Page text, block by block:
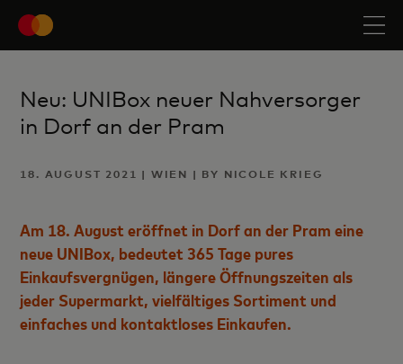
Neu: UNIBox neuer Nahversorger
in Dorf an der Pram
18. AUGUST 2021 | WIEN | BY NICOLE KRIEG
Am 18. August eröffnet in Dorf an der Pram eine
neue UNIBox, bedeutet 365 Tage pures
Einkaufsvergnügen, längere Öffnungszeiten als
jeder Supermarkt, vielfältiges Sortiment und
einfaches und kontaktloses Einkaufen.